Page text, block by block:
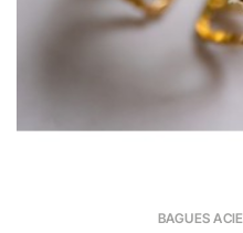
BAGUES